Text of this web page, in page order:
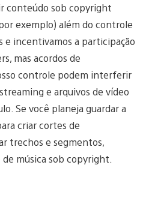
conteúdo sob copyright
exemplo) além do controle
e incentivamos a participação
mas acordos de
controle podem interferir
e arquivos de vídeo
Se você planeja guardar a
criar cortes de
trechos e segmentos,
música sob copyright.